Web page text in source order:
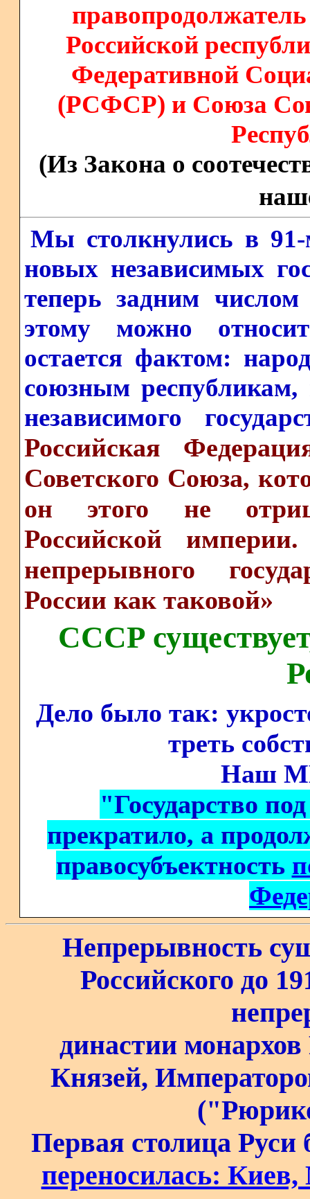
правопродолжатель
Российской
Федеративной
(РСФСР) и Союза
(Из Закона о
Мы столкнулись в
новых независимых
теперь задним
этому можно
остается фактом:
союзным
независимого
Российская
Советского Союза,
он этого не
Российской
непрерывного
России как таковой»
СССР
Дело было так:
треть
Наш
"Государство
прекратило, а
правосубъектность
Непрерывность
Российского до
династии
Князей,
Первая столица
переносилась: